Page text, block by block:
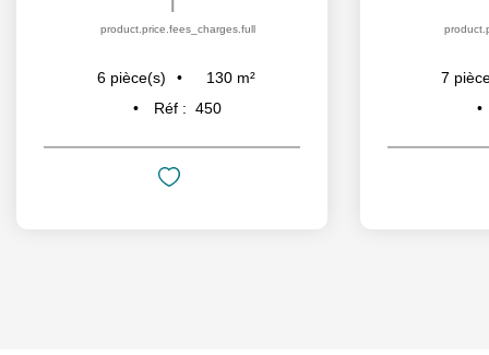
product.price.fees_charges.full
6 pièce(s) 130 m²
Réf : 450
7